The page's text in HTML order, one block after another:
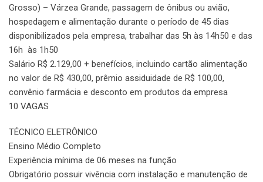
Grosso) – Várzea Grande, passagem de ônibus ou avião,
hospedagem e alimentação durante o período de 45 dias
disponibilizados pela empresa, trabalhar das 5h às 14h50 e das
16h às 1h50
Salário R$ 2.129,00 + benefícios, incluindo cartão alimentação
no valor de R$ 430,00, prêmio assiduidade de R$ 100,00,
convênio farmácia e desconto em produtos da empresa
10 VAGAS
TÉCNICO ELETRÔNICO
Ensino Médio Completo
Experiência mínima de 06 meses na função
Obrigatório possuir vivência com instalação e manutenção de